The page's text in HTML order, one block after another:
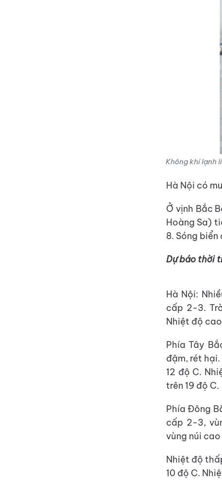
Không khí lạnh
Hà Nội có
Ở vịnh Bắc
Hoàng Sa)
8. Sóng
Dự báo thời
Hà Nội:
cấp 2-3.
Nhiệt độ
Phía Tây
đậm, rét
12 độ C.
trên 19 độ C.
Phía Đông
cấp 2-3,
vùng núi
Nhiệt độ
10 độ C.